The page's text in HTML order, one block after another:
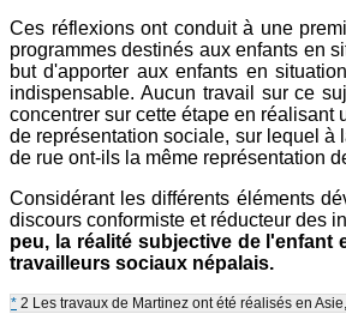
Ces réflexions ont conduit à une
programmes destinés aux enfants en
but d'apporter aux enfants en
indispensable. Aucun travail sur ce
concentrer sur cette étape en
de représentation sociale, sur lequel à
de rue ont-ils la même représentation
Considérant les différents éléments
discours conformiste et réducteur des
peu, la réalité subjective de
travailleurs sociaux népalais.
* 2 Les travaux de Martinez ont été réalisés en